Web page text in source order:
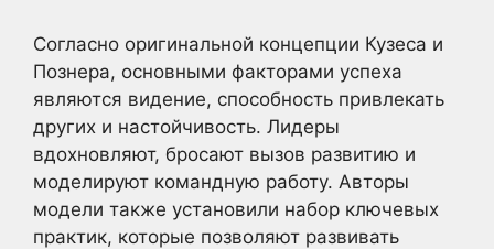
Согласно оригинальной концепции Кузеса и
Познера, основными факторами успеха
являются видение, способность привлекать
других и настойчивость. Лидеры
вдохновляют, бросают вызов развитию и
моделируют командную работу. Авторы
модели также установили набор ключевых
практик, которые позволяют развивать